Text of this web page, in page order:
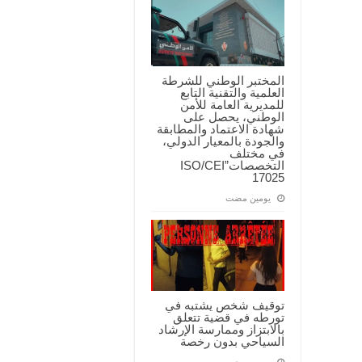
المختبر الوطني للشرطة
العلمية والتقنية التابع
للمديرية العامة للأمن
الوطني، يحصل على
شهادة الاعتماد والمطابقة
والجودة بالمعيار الدولي،
في مختلف
التخصصات”ISO/CEI
17025
‏يومين مضت
توقيف شخص يشتبه في
تورطه في قضية تتعلق
بالابتزاز وممارسة الإرشاد
السياحي بدون رخصة